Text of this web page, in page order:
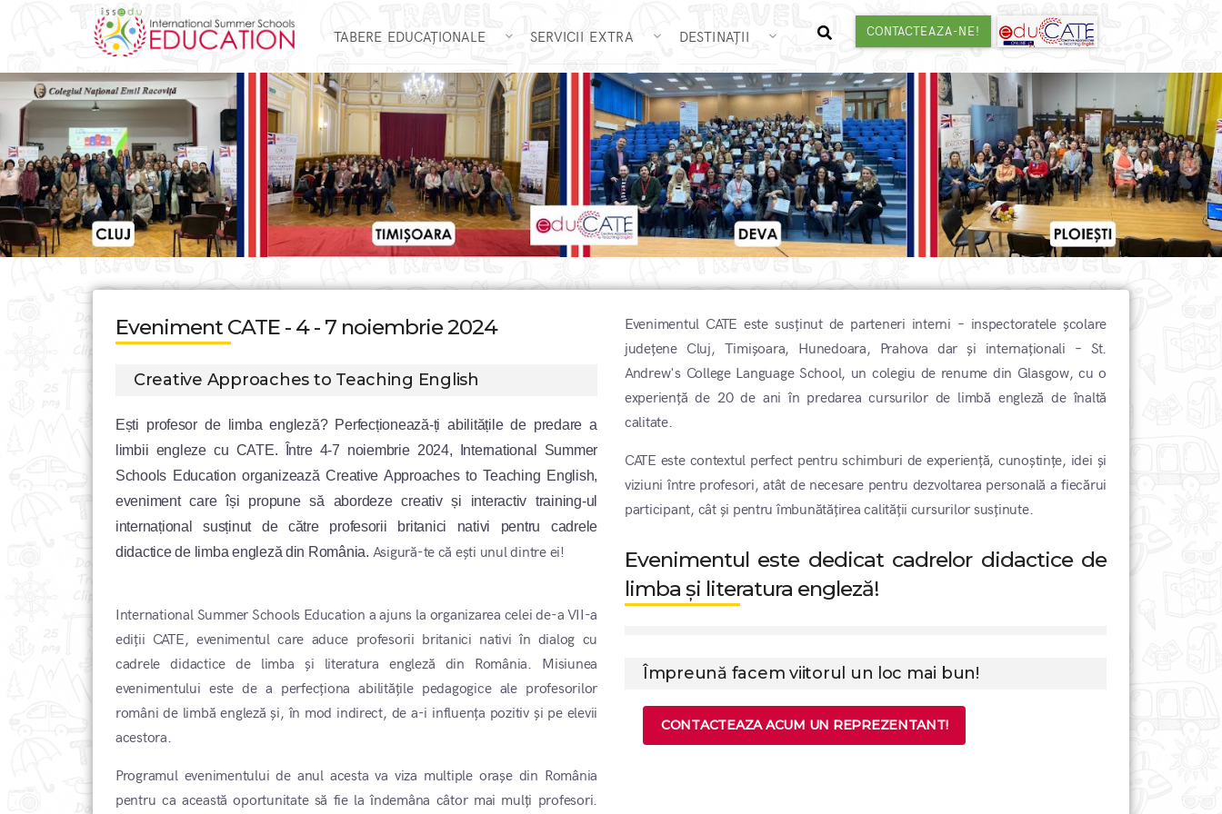
TABERE EDUCAȚIONALE SERVICII EXTRA DESTINAȚII CONTACTEAZA-NE!
Eveniment CATE - 4 - 7 noiembrie 2024
Creative Approaches to Teaching English
Ești profesor de limba engleză? Perfecționează-ți abilitățile de predare a
limbii engleze cu CATE. Între 4-7 noiembrie 2024, International Summer
Schools Education organizează Creative Approaches to Teaching English,
eveniment care își propune să abordeze creativ și interactiv training-ul
internațional susținut de către profesorii britanici nativi pentru cadrele
didactice de limba engleză din România. Asigură-te că ești unul dintre ei!
International Summer Schools Education a ajuns la organizarea celei de-a VII-a
ediții CATE, evenimentul care aduce profesorii britanici nativi în dialog cu
cadrele didactice de limba și literatura engleză din România. Misiunea
evenimentului este de a perfecționa abilitățile pedagogice ale profesorilor
români de limbă engleză și, în mod indirect, de a-i influența pozitiv și pe elevii
acestora.
Programul evenimentului de anul acesta va viza multiple orașe din România
pentru ca această oportunitate să fie la îndemâna câtor mai mulți profesori.
Evenimentul CATE este susținut de parteneri interni – inspectoratele școlare
județene Cluj, Timișoara, Hunedoara, Prahova dar și internaționali – St.
Andrew's College Language School, un colegiu de renume din Glasgow, cu o
experiență de 20 de ani în predarea cursurilor de limbă engleză de înaltă
calitate.
CATE este contextul perfect pentru schimburi de experiență, cunoștințe, idei și
viziuni între profesori, atât de necesare pentru dezvoltarea personală a fiecărui
participant, cât și pentru îmbunătățirea calității cursurilor susținute.
Evenimentul este dedicat cadrelor didactice de
limba și literatura engleză!
Împreună facem viitorul un loc mai bun!
CONTACTEAZA ACUM UN REPREZENTANT!